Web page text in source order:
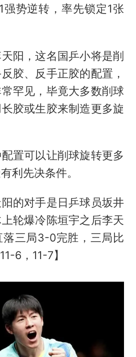
势逆转，率先锁定1张
阳，这名国乒小将是削
胶、反手正胶的配置，
罕见，毕竟大多数削球
胶或生胶来制造更多旋
置可以让削球旋转更多
利先决条件。
的对手是日乒球员坂井
轮爆冷陈垣宇之后李天
落三局3-0完胜，三局比
6，11-7】